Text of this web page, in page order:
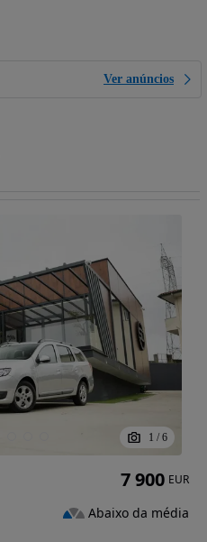
Ver anúncios
1 / 6
7 900 EUR
Abaixo da média